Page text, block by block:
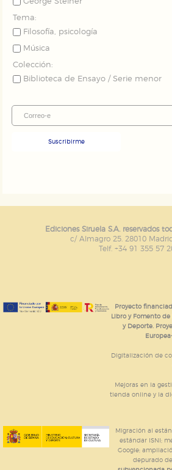
Tema:
Filosofía, psicología
Música
Colección:
Biblioteca de Ensayo / Serie menor
Suscribirme
Ediciones Siruela S.A. reservados
c/ Almagro 25. 28010
Telf. +34 91 355 57
Proyecto
Libro y Fomento
y Deporte.
Digitalización de
Mejoras en la
tienda online y la
Migración al
estándar ISNI;
Google;
depurado